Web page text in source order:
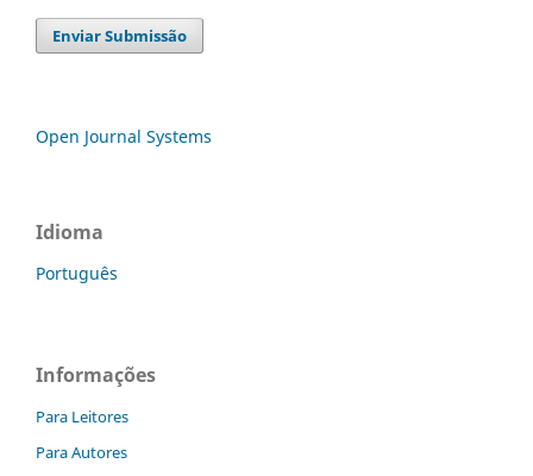
Enviar Submissão
Open Journal Systems
Idioma
Português
Informações
Para Leitores
Para Autores